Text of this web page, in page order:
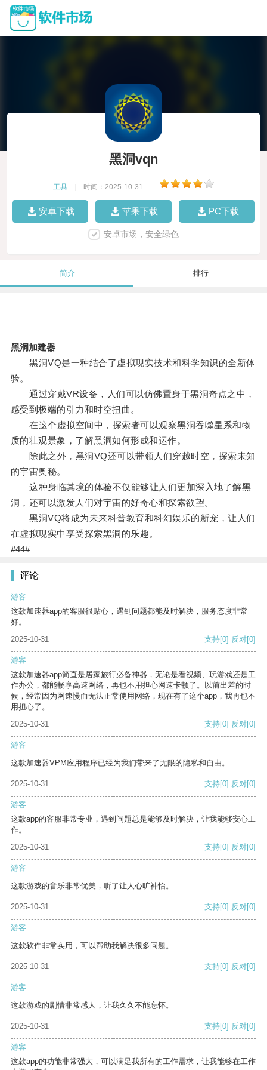
黑洞vqn
工具 时间：2025-10-31
安卓下载 苹果下载 PC下载
安卓市场，安全绿色
简介 排行
黑洞加建器
黑洞VQ是一种结合了虚拟现实技术和科学知识的全新体
验。
通过穿戴VR设备，人们可以仿佛置身于黑洞奇点之中，
感受到极端的引力和时空扭曲。
在这个虚拟空间中，探索者可以观察黑洞吞噬星系和物
质的壮观景象，了解黑洞如何形成和运作。
除此之外，黑洞VQ还可以带领人们穿越时空，探索未知
的宇宙奥秘。
这种身临其境的体验不仅能够让人们更加深入地了解黑
洞，还可以激发人们对宇宙的好奇心和探索欲望。
黑洞VQ将成为未来科普教育和科幻娱乐的新宠，让人们
在虚拟现实中享受探索黑洞的乐趣。
#44#
评论
游客
这款加速器app的客服很贴心，遇到问题都能及时解决，服务态度非常
好。
2025-10-31
支持[0] 反对[0]
游客
这款加速器app简直是居家旅行必备神器，无论是看视频、玩游戏还是工
作办公，都能畅享高速网络，再也不用担心网速卡顿了。以前出差的时
候，经常因为网速慢而无法正常使用网络，现在有了这个app，我再也不
用担心了。
2025-10-31
支持[0] 反对[0]
游客
这款加速器VPM应用程序已经为我们带来了无限的隐私和自由。
2025-10-31 支持[0] 反对[0]
游客
这款app的客服非常专业，遇到问题总是能够及时解决，让我能够安心工
作。
2025-10-31
支持[0] 反对[0]
游客
这款游戏的音乐非常优美，听了让人心旷神怡。
2025-10-31 支持[0] 反对[0]
游客
这款软件非常实用，可以帮助我解决很多问题。
2025-10-31 支持[0] 反对[0]
游客
这款游戏的剧情非常感人，让我久久不能忘怀。
2025-10-31 支持[0] 反对[0]
游客
这款app的功能非常强大，可以满足我所有的工作需求，让我能够在工作